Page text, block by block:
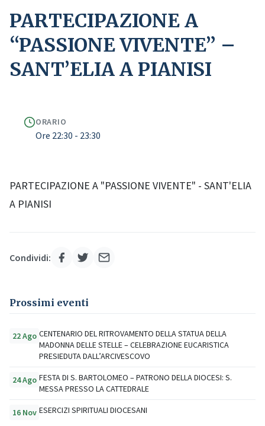
PARTECIPAZIONE A
“PASSIONE VIVENTE” –
SANT’ELIA A PIANISI
ORARIO
Ore 22:30 - 23:30
PARTECIPAZIONE A "PASSIONE VIVENTE" - SANT'ELIA
A PIANISI
Condividi:
Prossimi eventi
22 Ago CENTENARIO DEL RITROVAMENTO DELLA STATUA DELLA
MADONNA DELLE STELLE – CELEBRAZIONE EUCARISTICA
PRESIEDUTA DALL’ARCIVESCOVO
24 Ago FESTA DI S. BARTOLOMEO – PATRONO DELLA DIOCESI: S.
MESSA PRESSO LA CATTEDRALE
16 Nov ESERCIZI SPIRITUALI DIOCESANI